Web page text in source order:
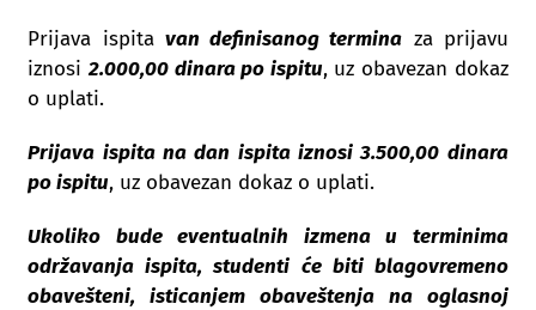
Prijava ispita van definisanog termina za prijavu
iznosi2.000,00 dinara po ispitu, uz obavezan dokaz
o uplati.
Prijava ispita na dan ispita iznosi 3.500,00 dinara
po ispitu, uz obavezan dokaz o uplati.
Ukoliko bude eventualnih izmena u terminima
održavanja ispita, studenti će biti blagovremeno
obavešteni, isticanjem obaveštenja na oglasnoj